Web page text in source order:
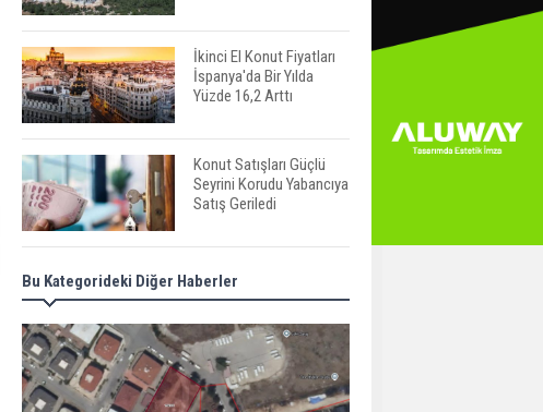
İkinci El Konut Fiyatları
İspanya'da Bir Yılda
Yüzde 16,2 Arttı
Konut Satışları Güçlü
Seyrini Korudu Yabancıya
Satış Geriledi
ABD'de İnşaat
Harcamaları Geriledi
Tercih Döneminde
Barınma Telaşı Başladı
Bu Kategorideki Diğer Haberler